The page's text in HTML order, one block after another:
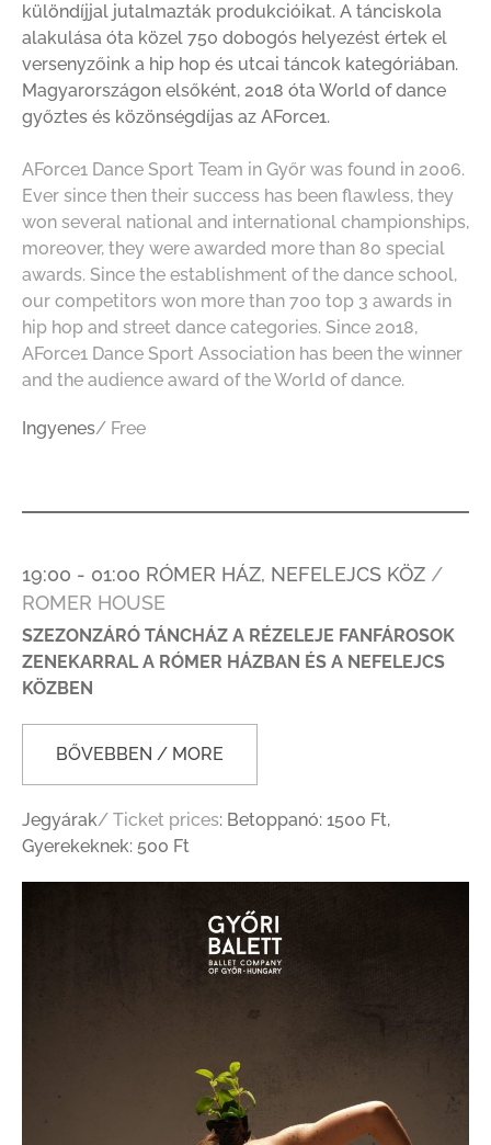
különdíjjal jutalmazták produkcióikat. A tánciskola
alakulása óta közel 750 dobogós helyezést értek el
versenyzőink a hip hop és utcai táncok kategóriában.
Magyarországon elsőként, 2018 óta World of dance
győztes és közönségdíjas az AForce1.
AForce1 Dance Sport Team in Győr was found in 2006.
Ever since then their success has been flawless, they
won several national and international championships,
moreover, they were awarded more than 80 special
awards. Since the establishment of the dance school,
our competitors won more than 700 top 3 awards in
hip hop and street dance categories. Since 2018,
AForce1 Dance Sport Association has been the winner
and the audience award of the World of dance.
Ingyenes/ Free
19:00 - 01:00 RÓMER HÁZ, NEFELEJCS KÖZ /
ROMER HOUSE
SZEZONZÁRÓ TÁNCHÁZ A RÉZELEJE FANFÁROSOK
ZENEKARRAL A RÓMER HÁZBAN ÉS A NEFELEJCS
KÖZBEN
BŐVEBBEN / MORE
Jegyárak/ Ticket prices: Betoppanó: 1500 Ft,
Gyerekeknek: 500 Ft